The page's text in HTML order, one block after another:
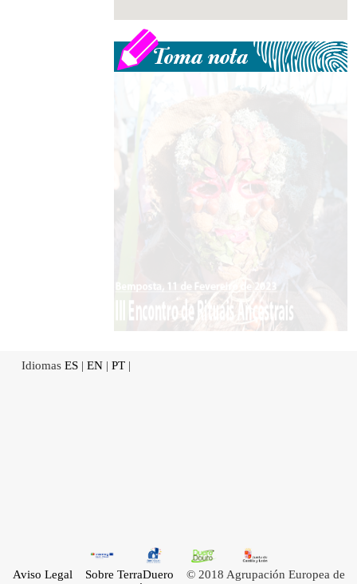
Idiomas ES | EN | PT |
Aviso Legal Sobre TerraDuero © 2018 Agrupación Europea de